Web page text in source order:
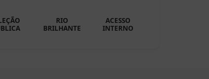
RIO
BRILHANTE
ACESSO
INTERNO